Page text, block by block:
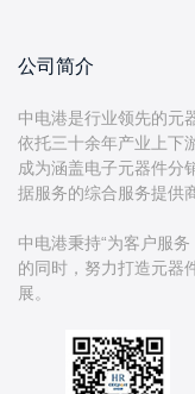
公司简介
中电港是行业领先的元
依托三十余年产业上下
成为涵盖电子元器件分
据服务的综合服务提供
中电港秉持“为客户服
的同时，努力打造元器